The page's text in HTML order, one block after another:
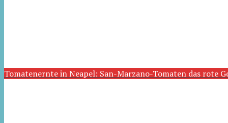
Tomatenernte in Neapel: San-Marzano-Tomaten das rote